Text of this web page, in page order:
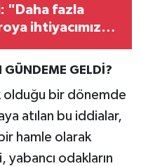
"Daha fazla
ihtiyacımız
GÜNDEME GELDİ?
olduğu bir dönemde
atılan bu iddialar,
hamle olarak
odakların